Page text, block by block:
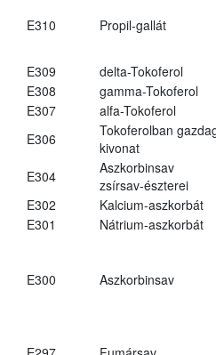
E310 Propil-gallát
E309
delta-Tokoferol
E308
gamma-Tokoferol
E307
alfa-Tokoferol
E306
Tokoferolban
kivonat
E304
Aszkorbinsav
zsírsav-észterei
E302
Kalcium-aszkorbát
E301
Nátrium-aszkorbát
E300 Aszkorbinsav